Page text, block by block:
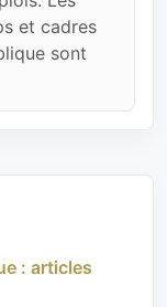
et cadres
sont
: articles